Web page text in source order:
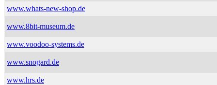
www.whats-new-shop.de
www.8bit-museum.de
www.voodoo-systems.de
www.snogard.de
www.hrs.de